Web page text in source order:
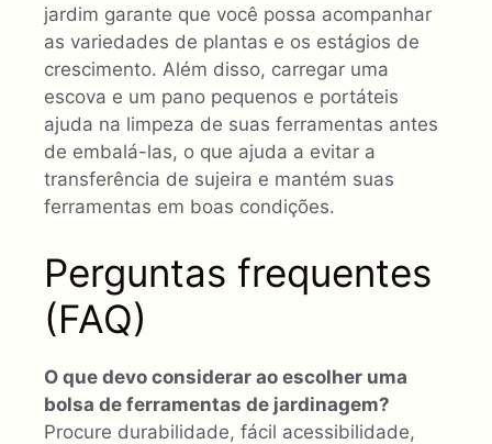
jardim garante que você possa acompanhar
as variedades de plantas e os estágios de
crescimento. Além disso, carregar uma
escova e um pano pequenos e portáteis
ajuda na limpeza de suas ferramentas antes
de embalá-las, o que ajuda a evitar a
transferência de sujeira e mantém suas
ferramentas em boas condições.
Perguntas frequentes
(FAQ)
O que devo considerar ao escolher uma
bolsa de ferramentas de jardinagem?
Procure durabilidade, fácil acessibilidade,